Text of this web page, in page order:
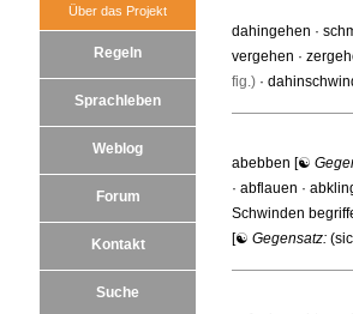
Über das Projekt
Regeln
Sprachleben
Weblog
Forum
Kontakt
Suche
dahingehen ·
vergehen ·
fig.) ·
abebben [☯
· abflauen ·
Schwinden
[☯ Gegensatz: